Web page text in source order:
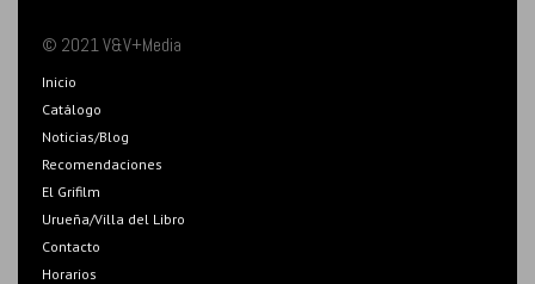
© 2021 V&V+Media
Inicio
Catálogo
Noticias/Blog
Recomendaciones
El Grifilm
Urueña/Villa del Libro
Contacto
Horarios